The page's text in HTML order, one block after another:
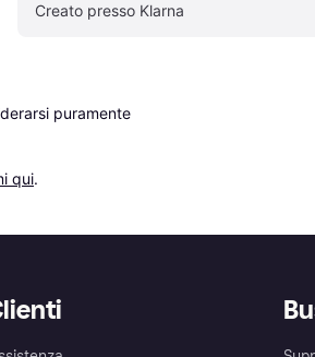
Creato presso Klarna
puramente
qui.